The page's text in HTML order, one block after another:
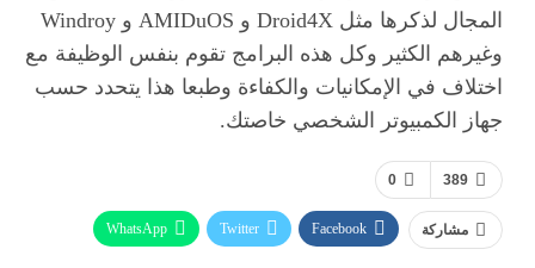
المجال لذكرها مثل Droid4X و AMIDuOS و Windroy
وغيرهم الكثير وكل هذه البرامج تقوم بنفس الوظيفة مع
اختلاف في الإمكانيات والكفاءة وطبعا هذا يتحدد حسب
جهاز الكمبيوتر الشخصي خاصتك.
0 389
مشاركة Facebook
Twitter
WhatsApp